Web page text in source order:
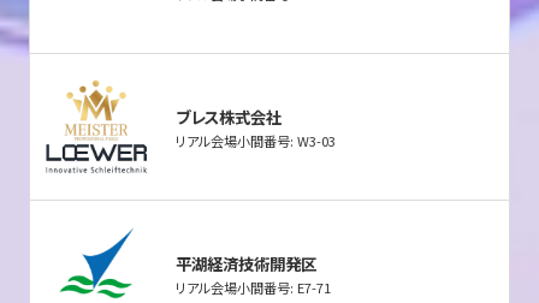
ブレス株式会社
リアル会場小間番号: W3-03
平湖経済技術開発区
リアル会場小間番号: E7-71